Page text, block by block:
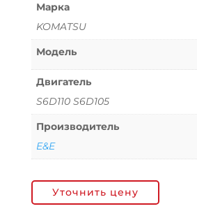
Марка
KOMATSU
Модель
Двигатель
S6D110 S6D105
Производитель
E&E
Уточнить цену